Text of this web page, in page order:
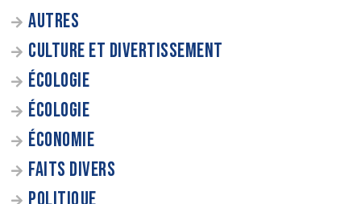
AUTRES
CULTURE ET DIVERTISSEMENT
ÉCOLOGIE
ÉCOLOGIE
ÉCONOMIE
FAITS DIVERS